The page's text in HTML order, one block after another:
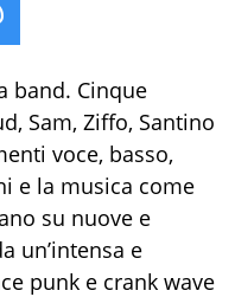
band. Cinque
Sam, Ziffo, Santino
voce, basso,
e la musica come
su nuove e
un’intensa e
punk e crank wave